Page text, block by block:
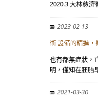
2020.3 大林慈
2023-02-13
術 設備的精進
也有都無症狀，
明，僅知在胚胎
2021-03-30